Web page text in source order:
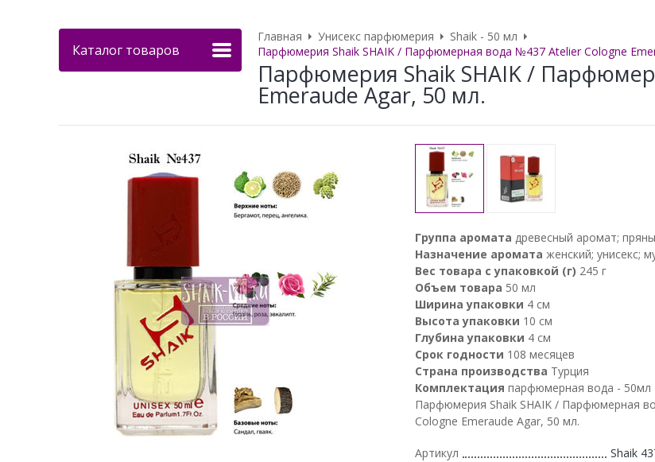
Каталог товаров
Главная Унисекс парфюмерия
Shaik - 50 мл
Парфюмерия Shaik SHAIK / Парфюмерная вода №437 Atelier Cologne
Парфюмерия Shaik SHAIK /
Emeraude Agar, 50 мл.
Группа аромата древесный аромат;
Назначение аромата женский; унисекс;
Вес товара с упаковкой (г) 245 г
Объем товара 50 мл
Ширина упаковки 4 см
Высота упаковки 10 см
Глубина упаковки 4 см
Срок годности 108 месяцев
Страна производства Турция
Комплектация парфюмерная вода - 50мл
Парфюмерия Shaik SHAIK / Парфюмерная
Cologne Emeraude Agar, 50 мл.
Артикул Shaik